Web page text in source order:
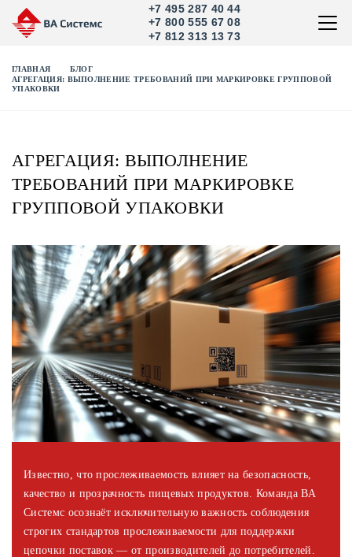
+7 495 287 40 44
+7 800 555 67 08
+7 812 313 13 73
ГЛАВНАЯ
БЛОГ
АГРЕГАЦИЯ: ВЫПОЛНЕНИЕ ТРЕБОВАНИЙ ПРИ МАРКИРОВКЕ ГРУППОВОЙ
УПАКОВКИ
АГРЕГАЦИЯ: ВЫПОЛНЕНИЕ
ТРЕБОВАНИЙ ПРИ МАРКИРОВКЕ
ГРУППОВОЙ УПАКОВКИ
Известно, что прослеживаемость влияет на безопасность,
качество и прозрачность пищевых продуктов. Команда ВА
Системс осознаёт исключительную важность соблюдения
строгих стандартов прослеживаемости для поддержки
цепочки поставок — от производителей до потребителей.